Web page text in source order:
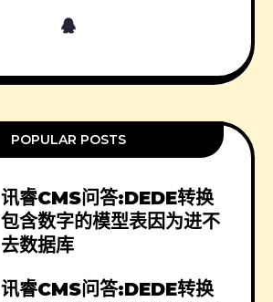
POPULAR POSTS
讯睿CMS问答:DEDE转换
包含数字的模型表因为进不
去数据库
讯睿CMS问答:DEDE转换